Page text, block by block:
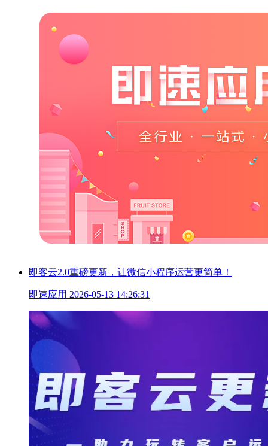
即客云2.0重磅更新，让微信小程序运营更简单！
即速应用 2026-05-13 14:26:31